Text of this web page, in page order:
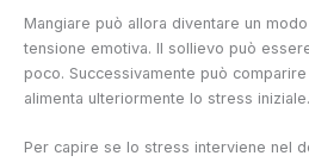
Mangiare può allora diventare un
tensione emotiva. Il sollievo può
poco. Successivamente può
alimenta ulteriormente lo stress iniziale.
Per capire se lo stress interviene nel